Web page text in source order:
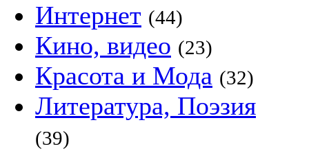
Интернет (44)
Кино, видео (23)
Красота и Мода (32)
Литература, Поэзия
(39)